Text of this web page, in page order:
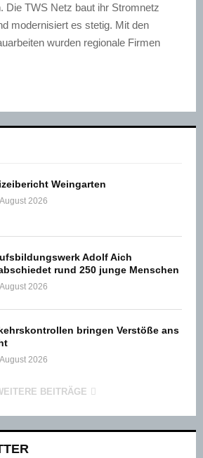
Die TWS Netz baut ihr Stromnetz
modernisiert es stetig. Mit den
wurden regionale Firmen
Weingarten
2026
Adolf Aich
rund 250 junge Menschen
2026
bringen Verstöße ans
2026
BEITRÄGE